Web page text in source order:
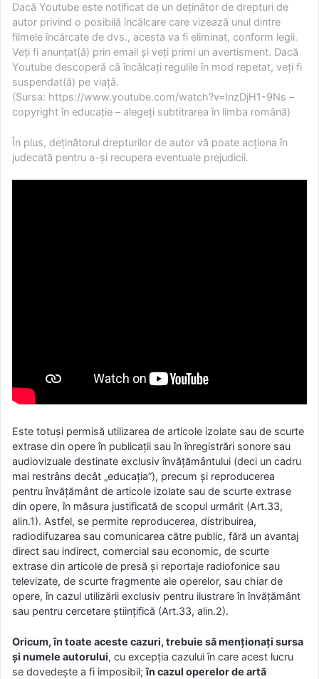
Dacă Youtube este notificat de un deținător de drepturi de
autor privind o posibilă încălcare care vizează unul dintre
filmele încărcate de dvs., acesta va fi eliminat, conform legii.
Veți fi anunțat(ă) prin email și veți primi un avertisment. Dacă
Youtube descoperă că încălcați regulile în mod repetat, veți fi
suspendat(ă) pe viață.
(Sursa: https://www.youtube.com/watch?v=InzDjH1-9Ns –
copyright în educație – alegeți subtitrarea în limba română)
În plus, deținătorul drepturilor de autor vă poate acționa în
judecată pentru a-și recupera eventuale prejudicii.
Este totuși permisă utilizarea de articole izolate sau de scurte
extrase din opere în publicații sau în înregistrări sonore sau
audiovizuale destinate exclusiv învățământului (deci un cadru
mai restrâns decât „educația”), precum și reproducerea
pentru învățământ de articole izolate sau de scurte extrase
din opere, în măsura justificată de scopul urmărit (Art.33,
alin.1). Astfel, se permite reproducerea, distribuirea,
radiodifuzarea sau comunicarea către public, fără un avantaj
direct sau indirect, comercial sau economic, de scurte
extrase din articole de presă și reportaje radiofonice sau
televizate, de scurte fragmente ale operelor, sau chiar de
opere, în cazul utilizării exclusiv pentru ilustrare în învățământ
sau pentru cercetare științifică (Art.33, alin.2).
Oricum, în toate aceste cazuri, trebuie să menționați sursa
și numele autorului, cu excepția cazului în care acest lucru
se dovedește a fi imposibil;în cazul operelor de artă